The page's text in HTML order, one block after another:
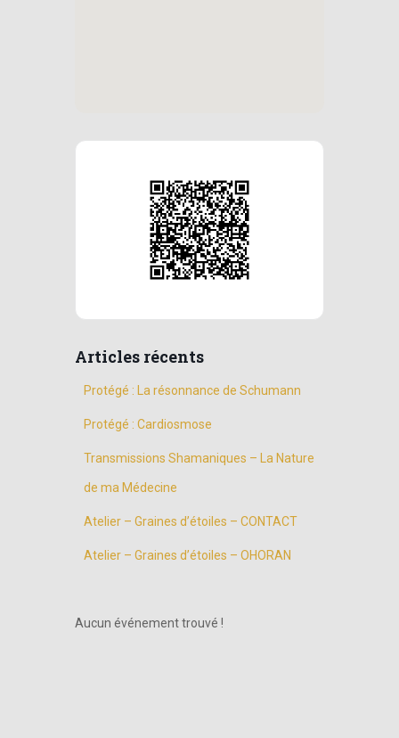
Articles récents
Protégé : La résonnance de Schumann
Protégé : Cardiosmose
Transmissions Shamaniques – La Nature
de ma Médecine
Atelier – Graines d’étoiles – CONTACT
Atelier – Graines d’étoiles – OHORAN
Aucun événement trouvé !